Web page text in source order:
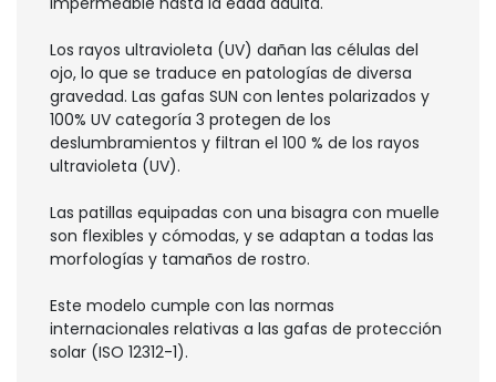
Los rayos ultravioleta (UV) dañan las células del
ojo, lo que se traduce en patologías de diversa
gravedad. Las gafas SUN con lentes polarizados y
100% UV categoría 3 protegen de los
deslumbramientos y filtran el 100 % de los rayos
ultravioleta (UV).
Las patillas equipadas con una bisagra con muelle
son flexibles y cómodas, y se adaptan a todas las
morfologías y tamaños de rostro.
Este modelo cumple con las normas
internacionales relativas a las gafas de protección
solar (ISO 12312-1).